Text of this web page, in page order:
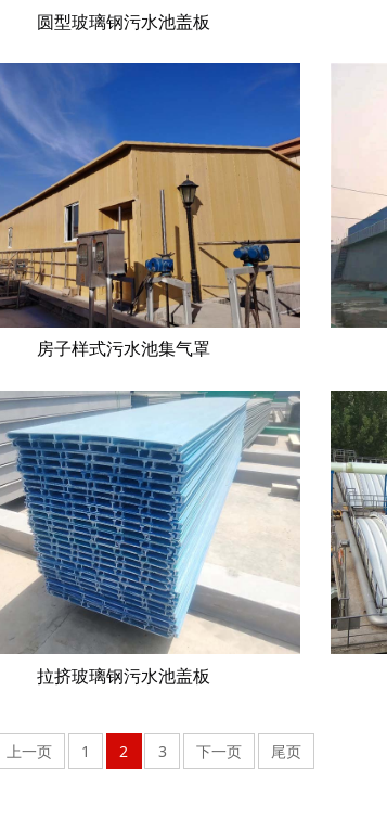
圆型玻璃钢污水池盖板
房子样式污水池集气罩
拉挤玻璃钢污水池盖板
上一页 1 2 3 下一页 尾页